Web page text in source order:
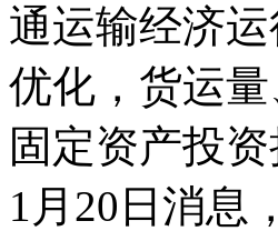
通运输经济
优化，货运
固定资产投
1月20日消息